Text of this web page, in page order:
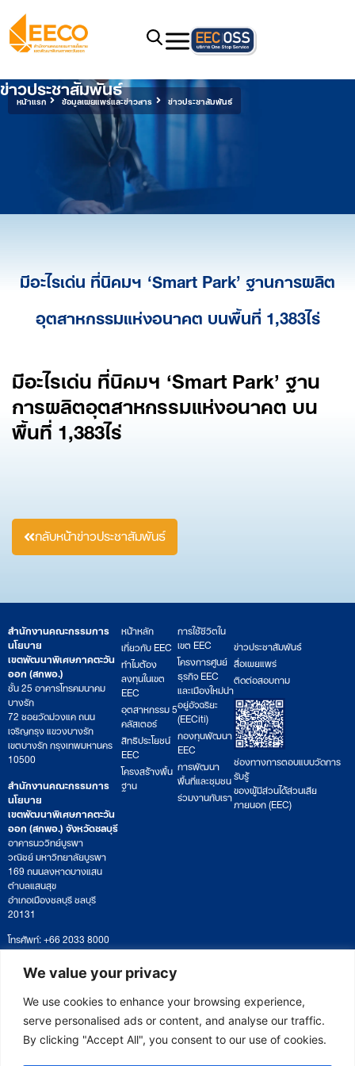
We value your privacy
We use cookies to enhance your browsing experience,
serve personalised ads or content, and analyse our traffic.
By clicking "Accept All", you consent to our use of cookies.
หน้าแรก ข้อมูลเผยแพร่และข่าวสาร ข่าวประชาสัมพันธ์
ข่าวประชาสัมพันธ์
มีอะไรเด่น ที่นิคมฯ ‘Smart Park’ ฐานการผลิต
อุตสาหกรรมแห่งอนาคต บนพื้นที่ 1,383ไร่
มีอะไรเด่น ที่นิคมฯ ‘Smart Park’ ฐาน
การผลิตอุตสาหกรรมแห่งอนาคต บน
พื้นที่ 1,383ไร่
กลับหน้าข่าวประชาสัมพันธ์
สำนักงานคณะกรรมการ
นโยบาย
เขตพัฒนาพิเศษภาคตะวัน
ออก (สกพอ.)
ชั้น 25 อาคารโทรคมนาคม
บางรัก
72 ซอยวัดม่วงแค ถนน
เจริญกรุง แขวงบางรัก
เขตบางรัก กรุงเทพมหานคร
10500
สำนักงานคณะกรรมการ
นโยบาย
เขตพัฒนาพิเศษภาคตะวัน
ออก (สกพอ.) จังหวัดชลบุรี
อาคารนววิทย์บูรพา
วณิชย์ มหาวิทยาลัยบูรพา
169 ถนนลงหาดบางแสน
ตำบลแสนสุข
อำเภอเมืองชลบุรี ชลบุรี
20131
โทรศัพท์: +66 2033 8000
เวลาทำการ: จันทร์ – ศุกร์
09:00 – 17:00 น.
ติดตามหนังสือหรือยื่นเอกสาร
saraban@eeco.or.th
หน้าหลัก
เกี่ยวกับ EEC
ทำไมต้อง
ลงทุนในเขต
EEC
อุตสาหกรรม 5
คลัสเตอร์
สิทธิประโยชน์
EEC
โครงสร้างพื้น
ฐาน
การใช้ชีวิตใน
เขต EEC
โครงการศูนย์
ธุรกิจ EEC
และเมืองใหม่น่า
อยู่อัจฉริยะ
(EECiti)
กองทุนพัฒนา
EEC
การพัฒนา
พื้นที่และชุมชน
ร่วมงานกับเรา
ข่าวประชาสัมพันธ์
สื่อเผยแพร่
ติดต่อสอบถาม
ช่องทางการตอบแบบวัดการ
รับรู้
ของผู้มีส่วนได้ส่วนเสีย
ภายนอก (EEC)